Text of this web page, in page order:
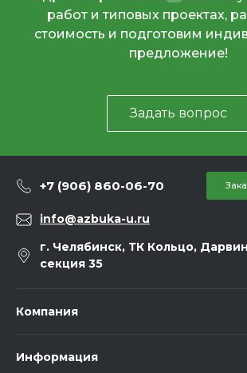
работ и типовых проектах,
стоимость и подготовим
предложение!
Задать вопрос
+7 (906) 860-06-70
info@azbuka-u.ru
г. Челябинск, ТК Кольцо,
секция 35
Компания
Информация